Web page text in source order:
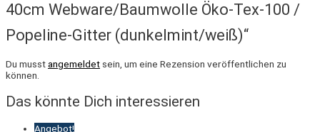
40cm Webware/Baumwolle Öko-Tex-100 /
Popeline-Gitter (dunkelmint/weiß)“
Du musstangemeldet sein, um eine Rezension veröffentlichen zu
können.
Das könnte Dich interessieren
Angebot!